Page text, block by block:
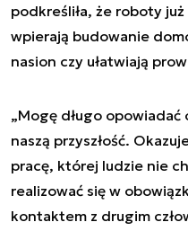
podkreśliła, że roboty
wpierają budowanie
nasion czy ułatwiają
„Mogę długo
naszą przyszłość.
pracę, której ludzie nie
realizować się w
kontaktem z drugim